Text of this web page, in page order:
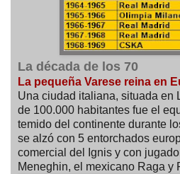
La década de los 70
La pequeña Varese reina en
Una ciudad italiana, situada en
de 100.000 habitantes fue el
temido del continente durante
se alzó con 5 entorchados
comercial del Ignis y con
Meneghin, el mexicano Raga y